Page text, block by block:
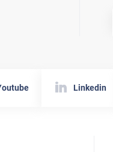
Linkedin